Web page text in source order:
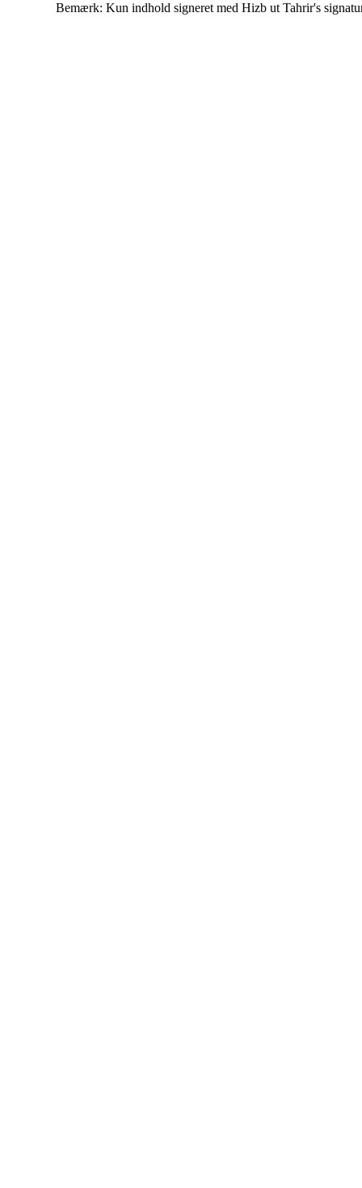
Bemærk: Kun indhold signeret med Hizb ut Tahrir's